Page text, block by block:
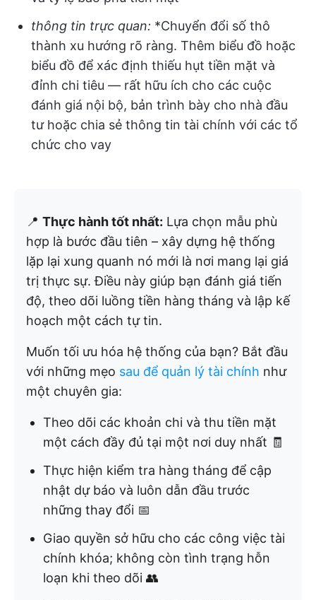
thông tin trực quan: *Chuyển đổi số thô
thành xu hướng rõ ràng. Thêm biểu đồ hoặc
biểu đồ để xác định thiếu hụt tiền mặt và
đỉnh chi tiêu — rất hữu ích cho các cuộc
đánh giá nội bộ, bản trình bày cho nhà đầu
tư hoặc chia sẻ thông tin tài chính với các tổ
chức cho vay
📍 Thực hành tốt nhất: Lựa chọn mẫu phù
hợp là bước đầu tiên – xây dựng hệ thống
lặp lại xung quanh nó mới là nơi mang lại giá
trị thực sự. Điều này giúp bạn đánh giá tiến
độ, theo dõi luồng tiền hàng tháng và lập kế
hoạch một cách tự tin.
Muốn tối ưu hóa hệ thống của bạn? Bắt đầu
với những mẹo sau để quản lý tài chính như
một chuyên gia:
Theo dõi các khoản chi và thu tiền mặt
một cách đầy đủ tại một nơi duy nhất 🧾
Thực hiện kiểm tra hàng tháng để cập
nhật dự báo và luôn dẫn đầu trước
những thay đổi 📅
Giao quyền sở hữu cho các công việc tài
chính khóa; không còn tình trạng hỗn
loạn khi theo dõi 👥